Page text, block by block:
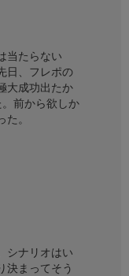
当たらない
日、フレポの
大成功出たか
前から欲しか
。
シナリオはい
決まってそう